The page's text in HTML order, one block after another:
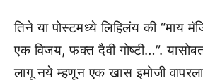
तिने या पोस्टमध्ये लिहिलंय की
एक विजय, फक्त दैवी गोष्टी…”.
लागू नये म्हणून एक खास इमोजी